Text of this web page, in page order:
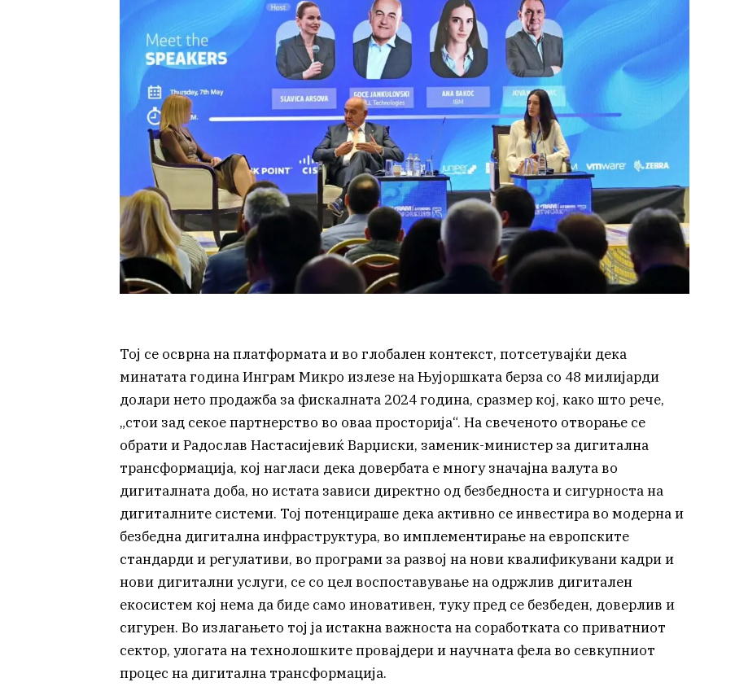
Тој се осврна на платформата и во глобален контекст, потсетувајќи дека
минатата година Инграм Микро излезе на Њујоршката берза со 48 милијарди
долари нето продажба за фискалната 2024 година, сразмер кој, како што рече,
„стои зад секое партнерство во оваа просторија“. На свеченото отворање се
обрати и Радослав Настасијевиќ Варџиски, заменик-министер за дигитална
трансформација, кој нагласи дека довербата е многу значајна валута во
дигиталната доба, но истата зависи директно од безбедноста и сигурноста на
дигиталните системи. Тој потенцираше дека активно се инвестира во модерна и
безбедна дигитална инфраструктура, во имплементирање на европските
стандарди и регулативи, во програми за развој на нови квалификувани кадри и
нови дигитални услуги, се со цел воспоставување на одржлив дигитален
екосистем кој нема да биде само иновативен, туку пред се безбеден, доверлив и
сигурен. Во излагањето тој ја истакна важноста на соработката со приватниот
сектор, улогата на технолошките провајдери и научната фела во севкупниот
процес на дигитална трансформација.